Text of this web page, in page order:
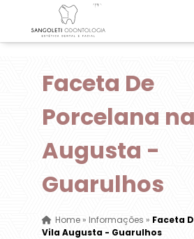
Faceta De
Porcelana
Augusta -
Guarulhos
Home» Informações » Faceta
Vila Augusta - Guarulhos